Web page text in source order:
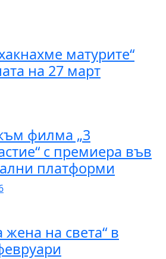
матурите“
на 27 март
филма „3
с премиера във
платформи
жена на света“ в